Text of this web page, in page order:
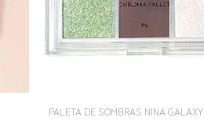
PALETA DE SOMBRAS NINA GALAXY